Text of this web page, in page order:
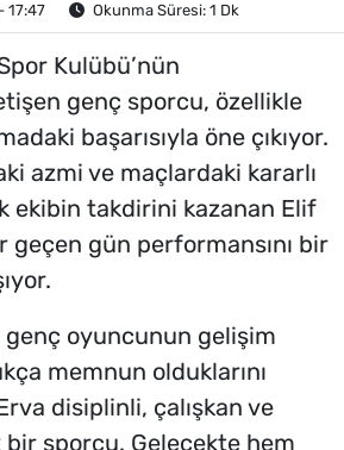
17:47 Okunma Süresi: 1 Dk
Kulübü’nün
genç sporcu, özellikle
başarısıyla öne çıkıyor.
azmi ve maçlardaki kararlı
ekibin takdirini kazanan Elif
geçen gün performansını bir
oyuncunun gelişim
memnun olduklarını
disiplinli, çalışkan ve
bir sporcu. Gelecekte hem